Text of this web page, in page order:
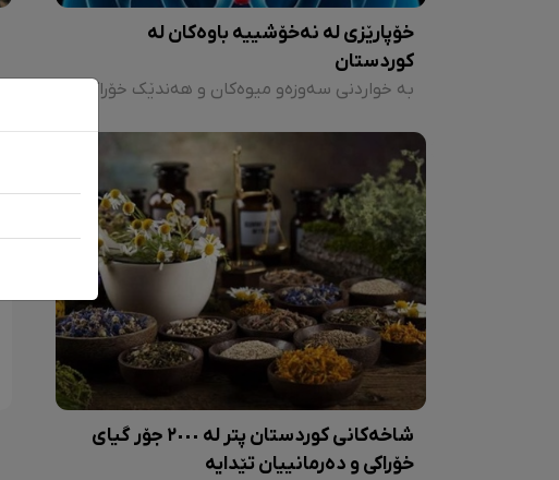
خۆپارێزی لە نەخۆشییە باوەکان لە
کوردستان
شاخەکانی کوردستان پتر لە ٢٠٠٠ جۆر گیای
خۆراکی و دەرمانییان تێدایە